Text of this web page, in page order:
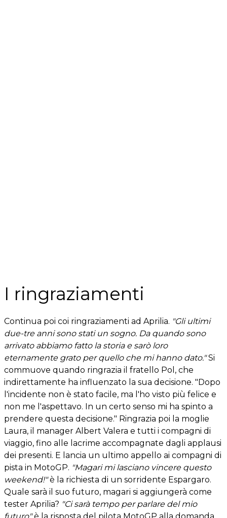
I ringraziamenti
Continua poi coi ringraziamenti ad Aprilia. "Gli ultimi
due-tre anni sono stati un sogno. Da quando sono
arrivato abbiamo fatto la storia e sarò loro
eternamente grato per quello che mi hanno dato."Si
commuove quando ringrazia il fratello Pol, che
indirettamente ha influenzato la sua decisione. "Dopo
l'incidente non è stato facile, ma l'ho visto più felice e
non me l'aspettavo. In un certo senso mi ha spinto a
prendere questa decisione." Ringrazia poi la moglie
Laura, il manager Albert Valera e tutti i compagni di
viaggio, fino alle lacrime accompagnate dagli applausi
dei presenti. E lancia un ultimo appello ai compagni di
pista in MotoGP. "Magari mi lasciano vincere questo
weekend!"è la richiesta di un sorridente Espargaro.
Quale sarà il suo futuro, magari si aggiungerà come
tester Aprilia? "Ci sarà tempo per parlare del mio